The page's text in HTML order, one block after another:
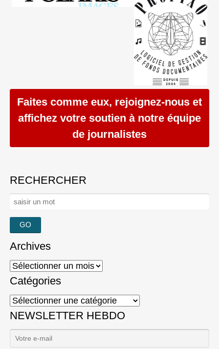
Faites comme eux, rejoignez-nous et
affichez votre soutien à notre équipe
de journalistes
RECHERCHER
Rechercher :
Archives
Archives
Catégories
Catégories
NEWSLETTER HEBDO